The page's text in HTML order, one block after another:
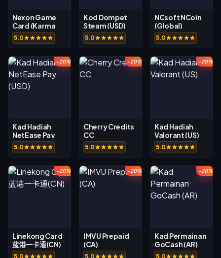
Nexon Game
Card (Karma
Koin)
5.0
Kod Dompet
Steam (USD)
5.0
NCsoft NCoin
(Global)
5.0
-20%
Kad Hadiah
NetEase Pay
(USD)
5.0
-20%
Cherry Credits
CC
5.0
-20%
Kad Hadiah
Valorant (US)
5.0
-20%
Linekong Card
蓝港一卡通(CN)
5.0
-20%
IMVU Prepaid
(CA)
5.0
-20%
Kad Permainan
GoCash (AR)
5.0